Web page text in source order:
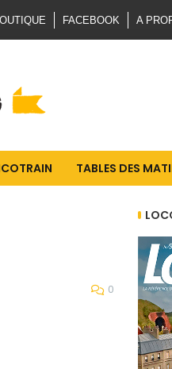
FACEBOOK A
TABLES DES
0